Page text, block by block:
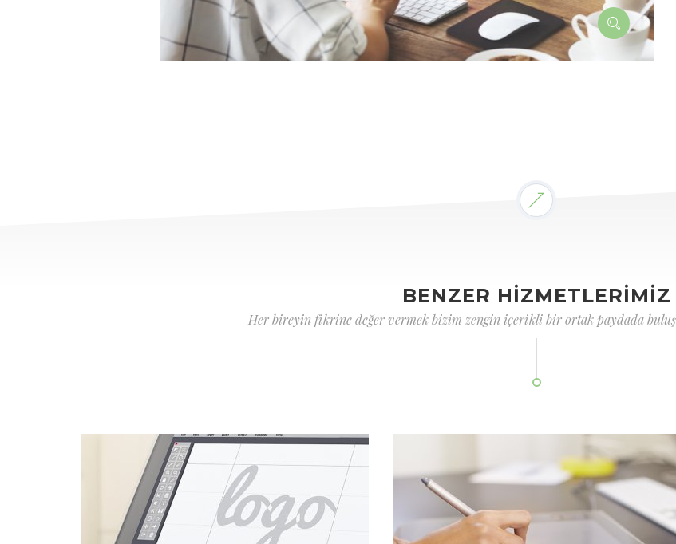
BENZER HİZMETLERİMİZ
Her bireyin fikrine değer vermek bizim zengin içerikli bir ortak paydada